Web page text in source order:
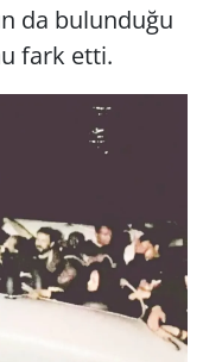
da bu­lun­du­ğu
fark etti.